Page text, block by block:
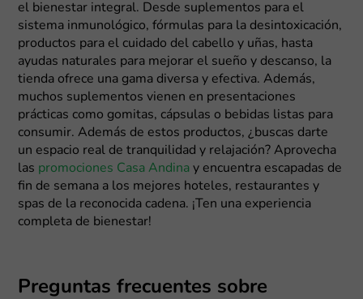
el bienestar integral. Desde suplementos para el
sistema inmunológico, fórmulas para la desintoxicación,
productos para el cuidado del cabello y uñas, hasta
ayudas naturales para mejorar el sueño y descanso, la
tienda ofrece una gama diversa y efectiva. Además,
muchos suplementos vienen en presentaciones
prácticas como gomitas, cápsulas o bebidas listas para
consumir. Además de estos productos, ¿buscas darte
un espacio real de tranquilidad y relajación? Aprovecha
las promociones Casa Andina y encuentra escapadas de
fin de semana a los mejores hoteles, restaurantes y
spas de la reconocida cadena. ¡Ten una experiencia
completa de bienestar!
Preguntas frecuentes sobre